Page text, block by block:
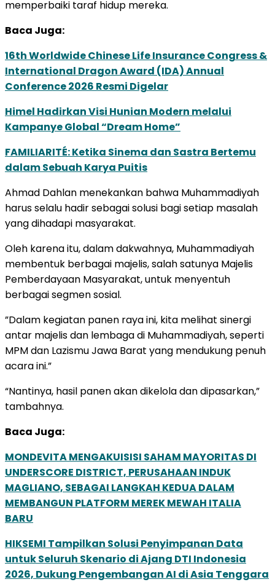
memperbaiki taraf hidup mereka.
Baca Juga:
16th Worldwide Chinese Life Insurance Congress &
International Dragon Award (IDA) Annual
Conference 2026 Resmi Digelar
Himel Hadirkan Visi Hunian Modern melalui
Kampanye Global “Dream Home”
FAMILIARITÉ: Ketika Sinema dan Sastra Bertemu
dalam Sebuah Karya Puitis
Ahmad Dahlan menekankan bahwa Muhammadiyah
harus selalu hadir sebagai solusi bagi setiap masalah
yang dihadapi masyarakat.
Oleh karena itu, dalam dakwahnya, Muhammadiyah
membentuk berbagai majelis, salah satunya Majelis
Pemberdayaan Masyarakat, untuk menyentuh
berbagai segmen sosial.
”Dalam kegiatan panen raya ini, kita melihat sinergi
antar majelis dan lembaga di Muhammadiyah, seperti
MPM dan Lazismu Jawa Barat yang mendukung penuh
acara ini.”
“Nantinya, hasil panen akan dikelola dan dipasarkan,”
tambahnya.
Baca Juga:
MONDEVITA MENGAKUISISI SAHAM MAYORITAS DI
UNDERSCORE DISTRICT, PERUSAHAAN INDUK
MAGLIANO, SEBAGAI LANGKAH KEDUA DALAM
MEMBANGUN PLATFORM MEREK MEWAH ITALIA
BARU
HIKSEMI Tampilkan Solusi Penyimpanan Data
untuk Seluruh Skenario di Ajang DTI Indonesia
2026, Dukung Pengembangan AI di Asia Tenggara